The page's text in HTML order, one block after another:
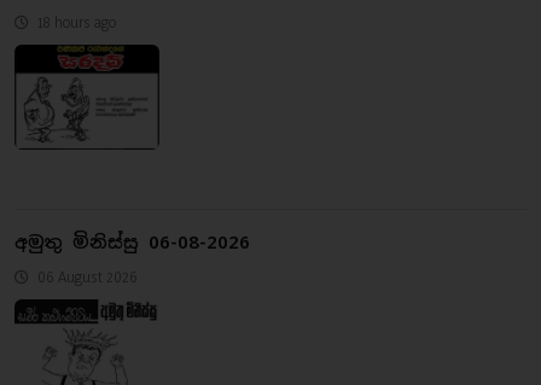
18 hours ago
අමුතු මිනිස්සු 06-08-2026
06 August 2026